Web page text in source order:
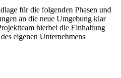
für die folgenden Phasen und
an die neue Umgebung klar
hierbei die Einhaltung
eigenen Unternehmens